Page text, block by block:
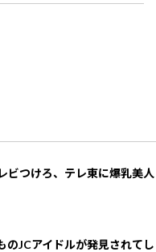
ビつけろ、テレ東に爆乳美人
のJCアイドルが発見されてし